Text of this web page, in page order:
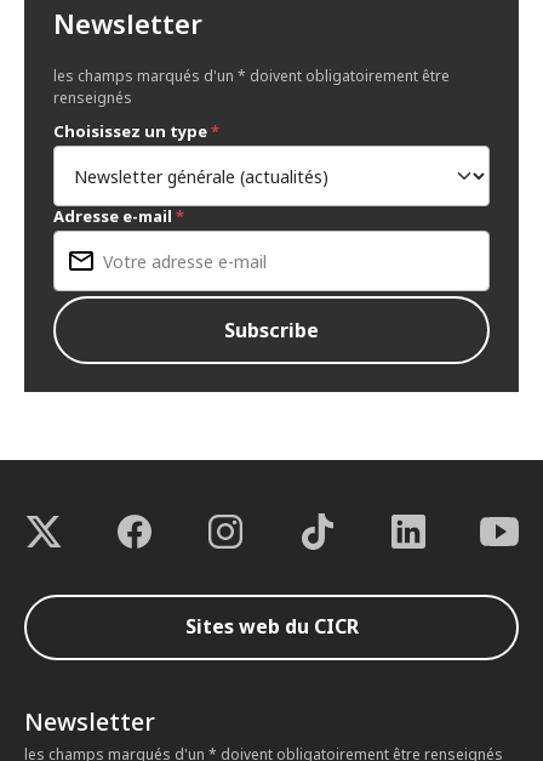
Newsletter
les champs marqués d'un * doivent obligatoirement être
renseignés
Choisissez un type*
Adresse e-mail *
Sites web du CICR
Newsletter
les champs marqués d'un * doivent obligatoirement être renseignés